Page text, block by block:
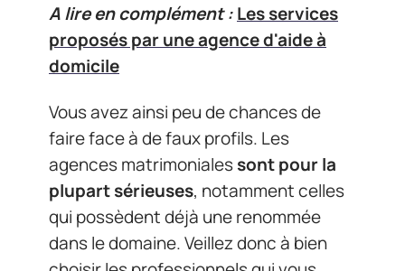
A lire en complément :Les services
proposés par une agence d'aide à
domicile
Vous avez ainsi peu de chances de
faire face à de faux profils. Les
agences matrimonialessont pour la
plupart sérieuses, notamment celles
qui possèdent déjà une renommée
dans le domaine. Veillez donc à bien